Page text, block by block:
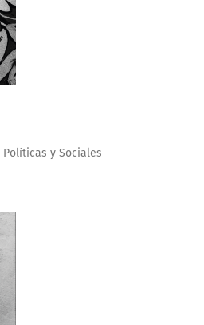
Políticas y Sociales